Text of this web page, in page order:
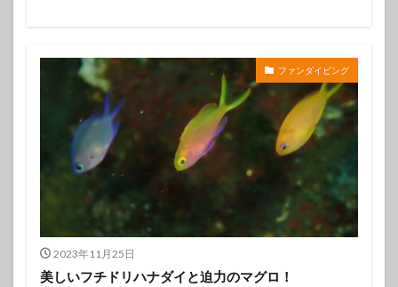
ファンダイビング
2023年11月25日
美しいフチドリハナダイと迫力のマグロ！